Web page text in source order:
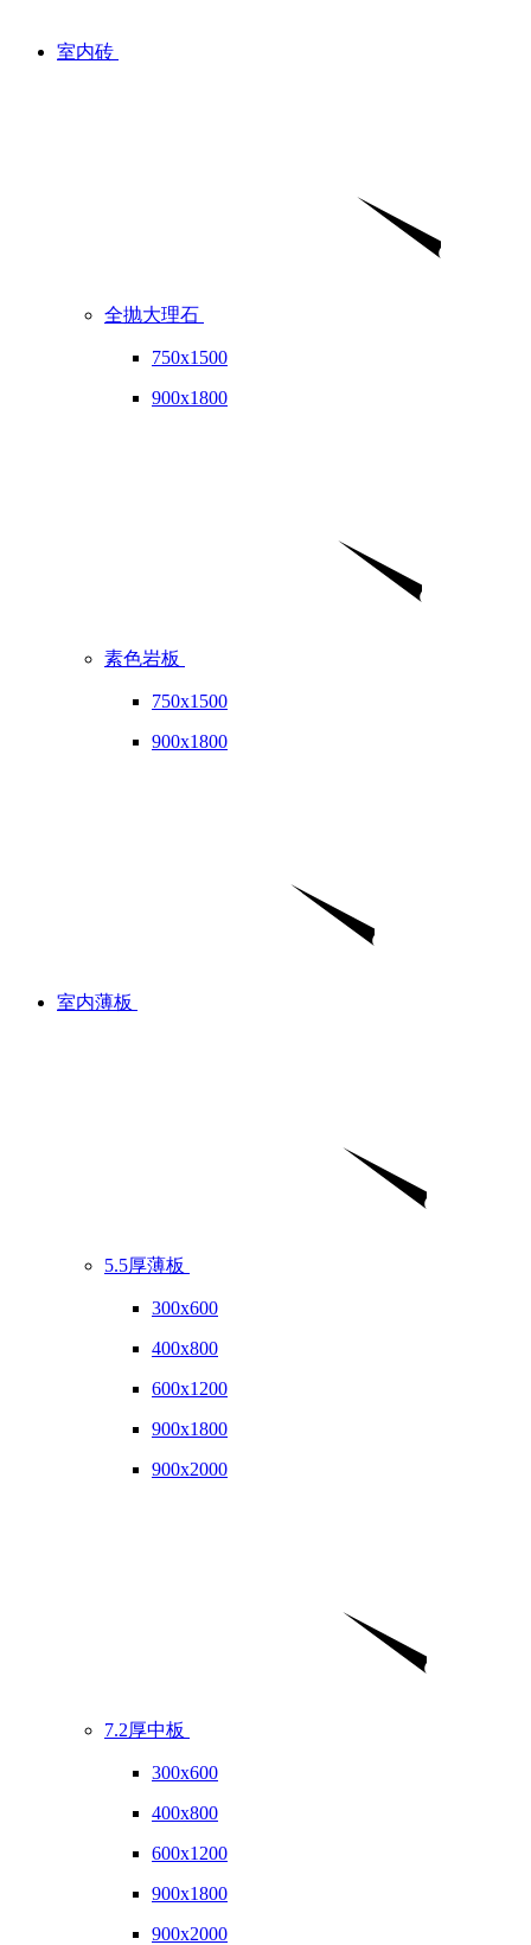
室内砖
全抛大理石
750x1500
900x1800
素色岩板
750x1500
900x1800
室内薄板
5.5厚薄板
300x600
400x800
600x1200
900x1800
900x2000
7.2厚中板
300x600
400x800
600x1200
900x1800
900x2000